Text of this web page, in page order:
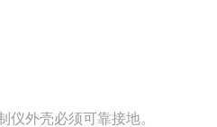
仪外壳必须可靠接地。